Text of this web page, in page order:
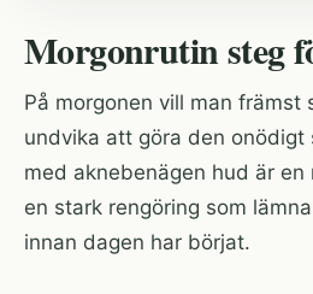
Morgonrutin steg
På morgonen vill man främst
undvika att göra den onödigt
med aknebenägen hud är
en stark rengöring som
innan dagen har börjat.